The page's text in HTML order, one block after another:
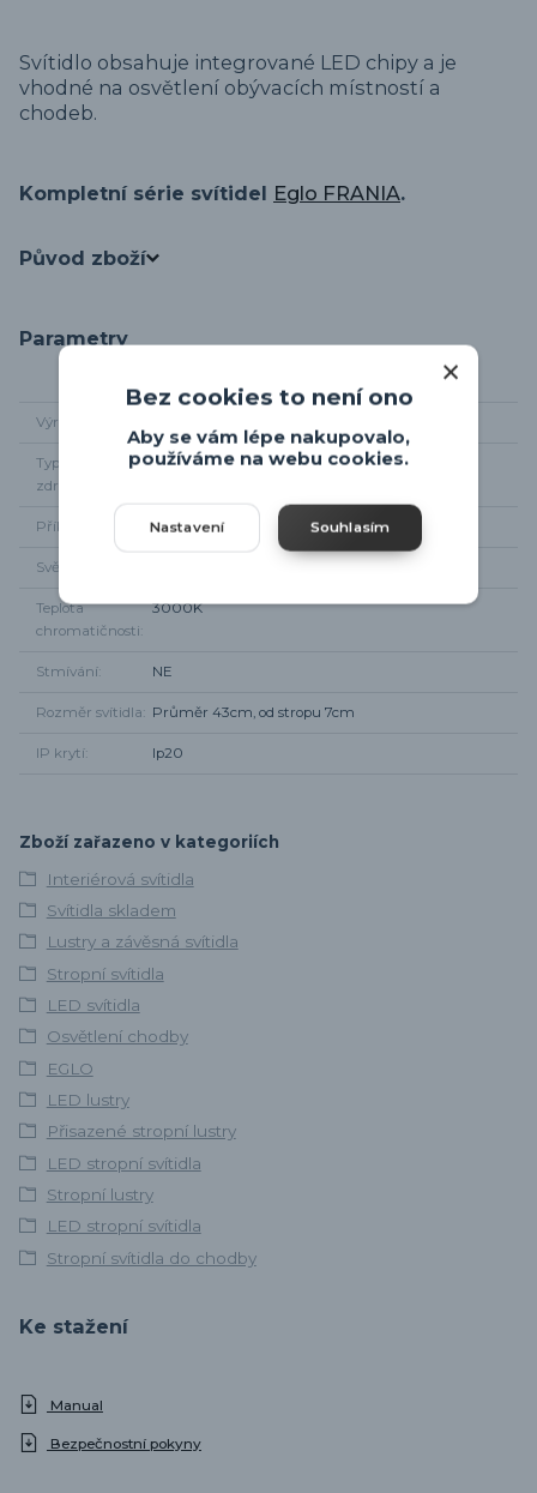
Svítidlo obsahuje integrované LED chipy a je
vhodné na osvětlení obývacích místností a
chodeb.
Kompletní série svítidel Eglo FRANIA.
Původ zboží
Parametry
Výrobce
Typ světelného
zdroje
integrované LED
Příkon 33,5W
Světelný tok
Teplota
chromatičnosti
3000K
Stmívání NE
Rozměr svítidla Průměr 43cm, od stropu 7cm
IP krytí Ip20
Zboží zařazeno v kategoriích
Interiérová svítidla
Svítidla skladem
Lustry a závěsná svítidla
Stropní svítidla
LED svítidla
Osvětlení chodby
EGLO
LED lustry
Přisazené stropní lustry
LED stropní svítidla
Stropní lustry
LED stropní svítidla
Stropní svítidla do chodby
Ke stažení
Manual
Bezpečnostní pokyny
Bez cookies to není ono
Aby se vám lépe nakupovalo,
používáme na webu cookies.
Nastavení Souhlasím